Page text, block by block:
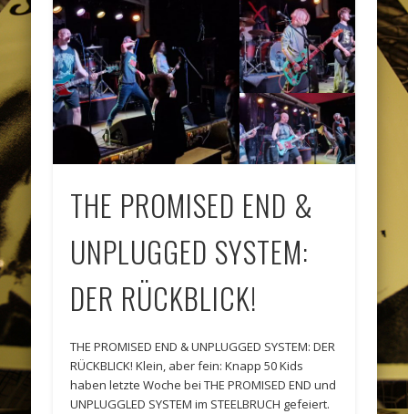
THE PROMISED END &
UNPLUGGED SYSTEM:
DER RÜCKBLICK!
THE PROMISED END & UNPLUGGED SYSTEM: DER
RÜCKBLICK! Klein, aber fein: Knapp 50 Kids
haben letzte Woche bei THE PROMISED END und
UNPLUGGLED SYSTEM im STEELBRUCH gefeiert.